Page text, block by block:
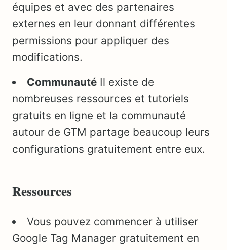
équipes et avec des partenaires
externes en leur donnant différentes
permissions pour appliquer des
modifications.
Communauté Il existe de
nombreuses ressources et tutoriels
gratuits en ligne et la communauté
autour de GTM partage beaucoup leurs
configurations gratuitement entre eux.
Ressources
Vous pouvez commencer à utiliser
Google Tag Manager gratuitement en